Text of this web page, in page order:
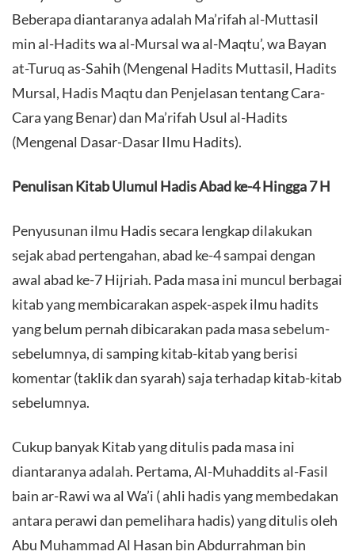
Beberapa diantaranya adalah Ma’rifah al-Muttasil
min al-Hadits wa al-Mursal wa al-Maqtu’, wa Bayan
at-Turuq as-Sahih (Mengenal Hadits Muttasil, Hadits
Mursal, Hadis Maqtu dan Penjelasan tentang Cara-
Cara yang Benar) dan Ma’rifah Usul al-Hadits
(Mengenal Dasar-Dasar Ilmu Hadits).
Penulisan Kitab Ulumul Hadis Abad ke-4 Hingga 7 H
Penyusunan ilmu Hadis secara lengkap dilakukan
sejak abad pertengahan, abad ke-4 sampai dengan
awal abad ke-7 Hijriah. Pada masa ini muncul berbagai
kitab yang membicarakan aspek-aspek ilmu hadits
yang belum pernah dibicarakan pada masa sebelum-
sebelumnya, di samping kitab-kitab yang berisi
komentar (taklik dan syarah) saja terhadap kitab-kitab
sebelumnya.
Cukup banyak Kitab yang ditulis pada masa ini
diantaranya adalah. Pertama, Al-Muhaddits al-Fasil
bain ar-Rawi wa al Wa’i ( ahli hadis yang membedakan
antara perawi dan pemelihara hadis) yang ditulis oleh
Abu Muhammad Al Hasan bin Abdurrahman bin